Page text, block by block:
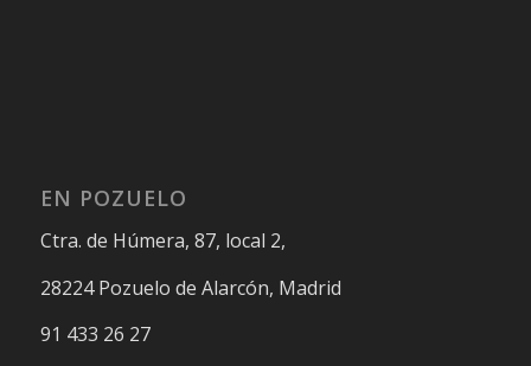
EN POZUELO
Ctra. de Húmera, 87, local 2,
28224 Pozuelo de Alarcón, Madrid
91 433 26 27